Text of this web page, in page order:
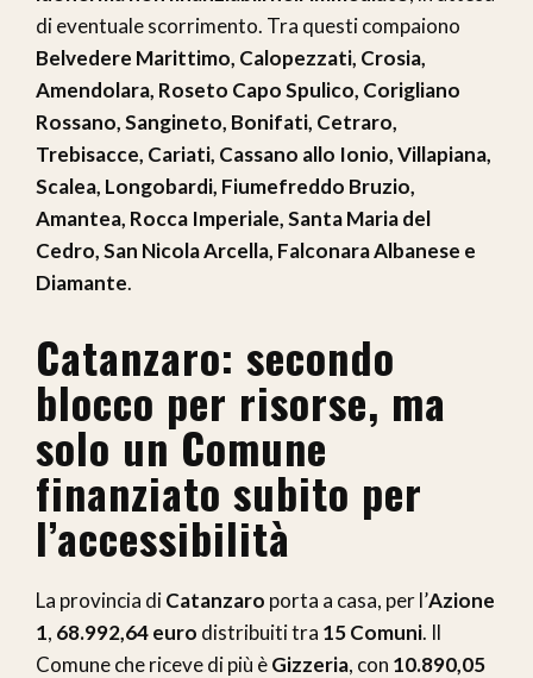
di eventuale scorrimento. Tra questi compaiono
Belvedere Marittimo, Calopezzati, Crosia,
Amendolara, Roseto Capo Spulico, Corigliano
Rossano, Sangineto, Bonifati, Cetraro,
Trebisacce, Cariati, Cassano allo Ionio, Villapiana,
Scalea, Longobardi, Fiumefreddo Bruzio,
Amantea, Rocca Imperiale, Santa Maria del
Cedro, San Nicola Arcella, Falconara Albanese e
Diamante.
Catanzaro: secondo
blocco per risorse, ma
solo un Comune
finanziato subito per
l’accessibilità
La provincia diCatanzaro porta a casa, per l’Azione
1, 68.992,64 euro distribuiti tra 15 Comuni. Il
Comune che riceve di più èGizzeria, con 10.890,05